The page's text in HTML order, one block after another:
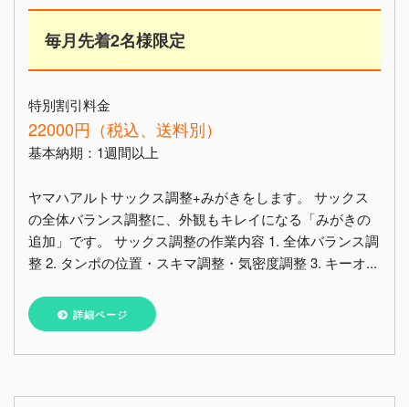
毎月先着2名様限定
特別割引料金
22000円（税込、送料別）
基本納期：1週間以上
ヤマハアルトサックス調整+みがきをします。 サックス
の全体バランス調整に、外観もキレイになる「みがきの
追加」です。 サックス調整の作業内容 1. 全体バランス調
整 2. タンポの位置・スキマ調整・気密度調整 3. キーオ...
詳細ページ